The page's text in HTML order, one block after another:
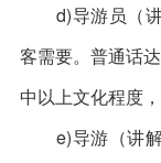
d)导游员（讲
客需要。普通话
中以上文化程度
e)导游（讲解